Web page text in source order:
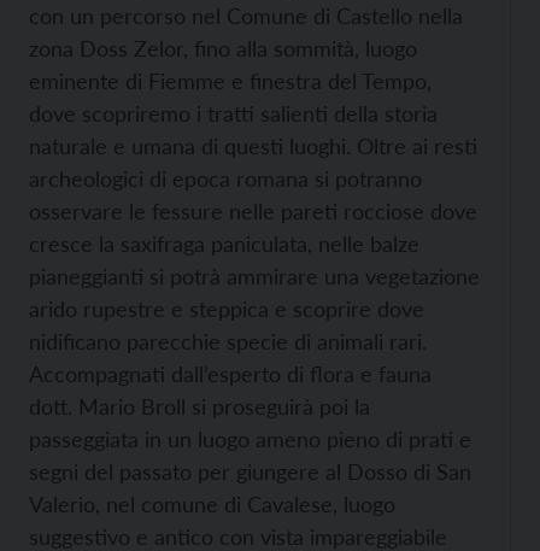
con un percorso nel Comune di Castello nella
zona Doss Zelor, fino alla sommità, luogo
eminente di Fiemme e finestra del Tempo,
dove scopriremo i tratti salienti della storia
naturale e umana di questi luoghi. Oltre ai resti
archeologici di epoca romana si potranno
osservare le fessure nelle pareti rocciose dove
cresce la saxifraga paniculata, nelle balze
pianeggianti si potrà ammirare una vegetazione
arido rupestre e steppica e scoprire dove
nidificano parecchie specie di animali rari.
Accompagnati dall’esperto di flora e fauna
dott. Mario Broll si proseguirà poi la
passeggiata in un luogo ameno pieno di prati e
segni del passato per giungere al Dosso di San
Valerio, nel comune di Cavalese, luogo
suggestivo e antico con vista impareggiabile